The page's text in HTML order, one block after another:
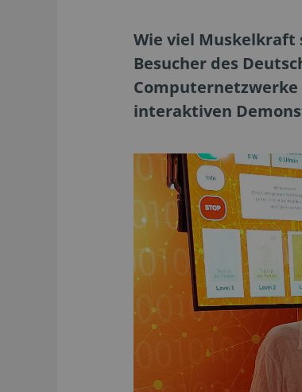
Wie viel Muskelkraft
Besucher des
interaktiven